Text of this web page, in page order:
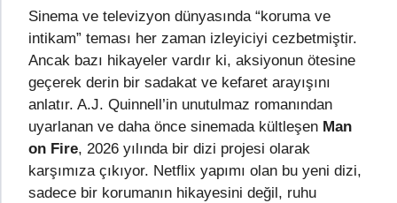
Sinema ve televizyon dünyasında “koruma ve
intikam” teması her zaman izleyiciyi cezbetmiştir.
Ancak bazı hikayeler vardır ki, aksiyonun ötesine
geçerek derin bir sadakat ve kefaret arayışını
anlatır. A.J. Quinnell’in unutulmaz romanından
uyarlanan ve daha önce sinemada kültleşen Man
on Fire, 2026 yılında bir dizi projesi olarak
karşımıza çıkıyor. Netflix yapımı olan bu yeni dizi,
sadece bir korumanın hikayesini değil, ruhu